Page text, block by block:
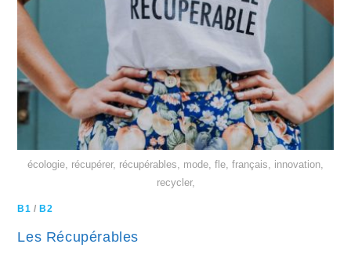
écologie, récupérer, récupérables, mode, fle, français, innovation,
recycler,
B1 /B2
Les Récupérables